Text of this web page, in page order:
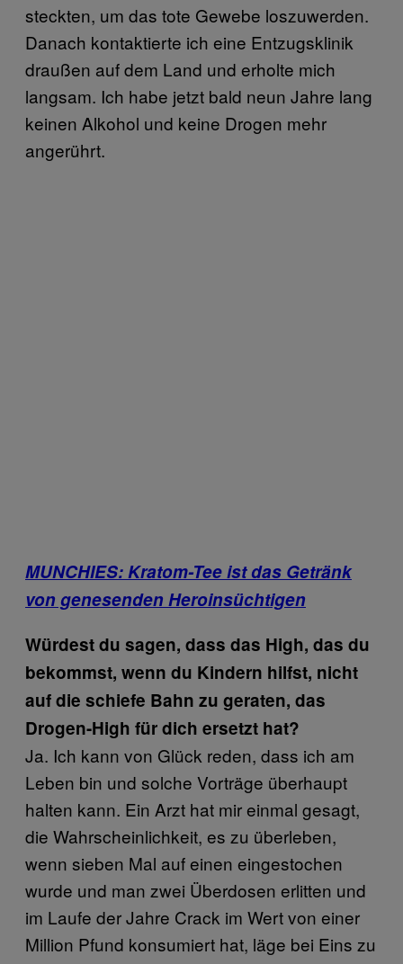
steckten, um das tote Gewebe loszuwerden.
Danach kontaktierte ich eine Entzugsklinik
draußen auf dem Land und erholte mich
langsam. Ich habe jetzt bald neun Jahre lang
keinen Alkohol und keine Drogen mehr
angerührt.
MUNCHIES: Kratom-Tee ist das Getränk
von genesenden Heroinsüchtigen
Würdest du sagen, dass das High, das du
bekommst, wenn du Kindern hilfst, nicht
auf die schiefe Bahn zu geraten, das
Drogen-High für dich ersetzt hat?
Ja. Ich kann von Glück reden, dass ich am
Leben bin und solche Vorträge überhaupt
halten kann. Ein Arzt hat mir einmal gesagt,
die Wahrscheinlichkeit, es zu überleben,
wenn sieben Mal auf einen eingestochen
wurde und man zwei Überdosen erlitten und
im Laufe der Jahre Crack im Wert von einer
Million Pfund konsumiert hat, läge bei Eins zu